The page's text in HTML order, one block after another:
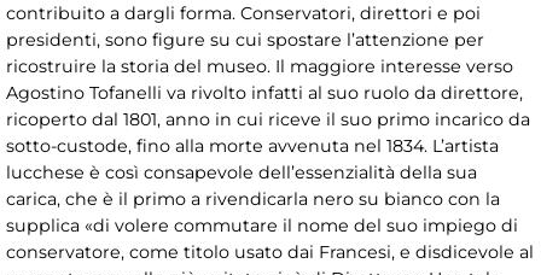
contribuito a dargli forma. Conservatori, direttori e poi
presidenti, sono figure su cui spostare l’attenzione per
ricostruire la storia del museo. Il maggiore interesse verso
Agostino Tofanelli va rivolto infatti al suo ruolo da direttore,
ricoperto dal 1801, anno in cui riceve il suo primo incarico da
sotto-custode, fino alla morte avvenuta nel 1834. L’artista
lucchese è così consapevole dell’essenzialità della sua
carica, che è il primo a rivendicarla nero su bianco con la
supplica «di volere commutare il nome del suo impiego di
conservatore, come titolo usato dai Francesi, e disdicevole al